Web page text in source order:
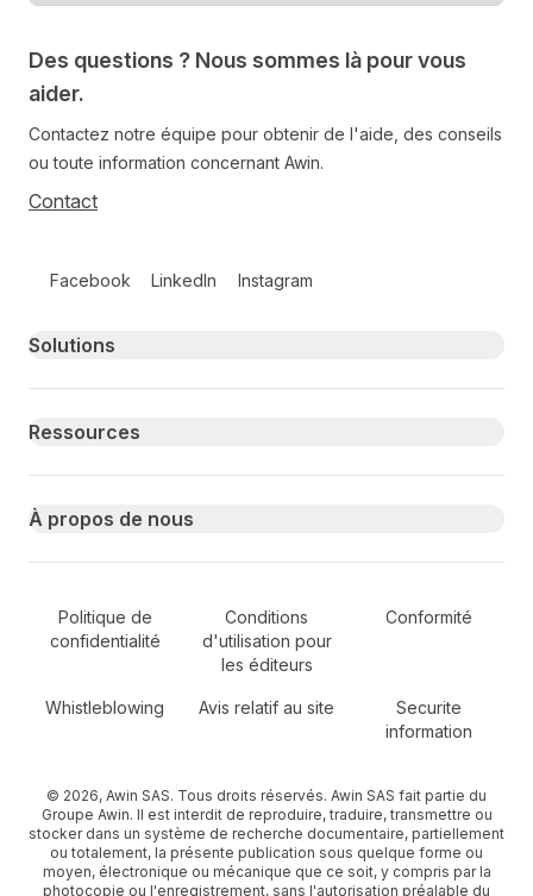
Des questions ? Nous sommes là pour vous
aider.
Contactez notre équipe pour obtenir de l'aide, des conseils
ou toute information concernant Awin.
Contact
Facebook LinkedIn Instagram
Primary footer navigation
Solutions
Ressources
À propos de nous
Secondary Footer Navigation
Politique de
confidentialité
Conditions
d'utilisation pour
les éditeurs
Conformité
Whistleblowing Avis relatif au site
Securite
information
© 2026, Awin SAS. Tous droits réservés. Awin SAS fait partie du
Groupe Awin. Il est interdit de reproduire, traduire, transmettre ou
stocker dans un système de recherche documentaire, partiellement
ou totalement, la présente publication sous quelque forme ou
moyen, électronique ou mécanique que ce soit, y compris par la
photocopie ou l'enregistrement, sans l'autorisation préalable du